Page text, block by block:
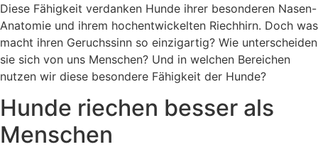
Diese Fähigkeit verdanken Hunde ihrer besonderen Nasen-
Anatomie und ihrem hochentwickelten Riechhirn. Doch was
macht ihren Geruchssinn so einzigartig? Wie unterscheiden
sie sich von uns Menschen? Und in welchen Bereichen
nutzen wir diese besondere Fähigkeit der Hunde?
Hunde riechen besser als
Menschen